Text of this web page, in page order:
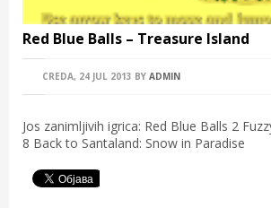
Red Blue Balls – Treasure Island
CREDA, 24 JUL 2013 BY ADMIN
Jos zanimljivih igrica: Red Blue Balls 2
8 Back to Santaland: Snow in Paradise